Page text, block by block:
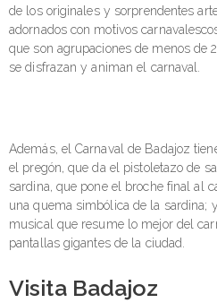
de los originales y sorprendentes
adornados con motivos
que son agrupaciones de menos de
se disfrazan y animan el carnaval.
Además, el Carnaval de Badajoz
el pregón, que da el pistoletazo de
sardina, que pone el broche final al
una quema simbólica de la sardina;
musical que resume lo mejor del
pantallas gigantes de la ciudad.
Visita Badajoz